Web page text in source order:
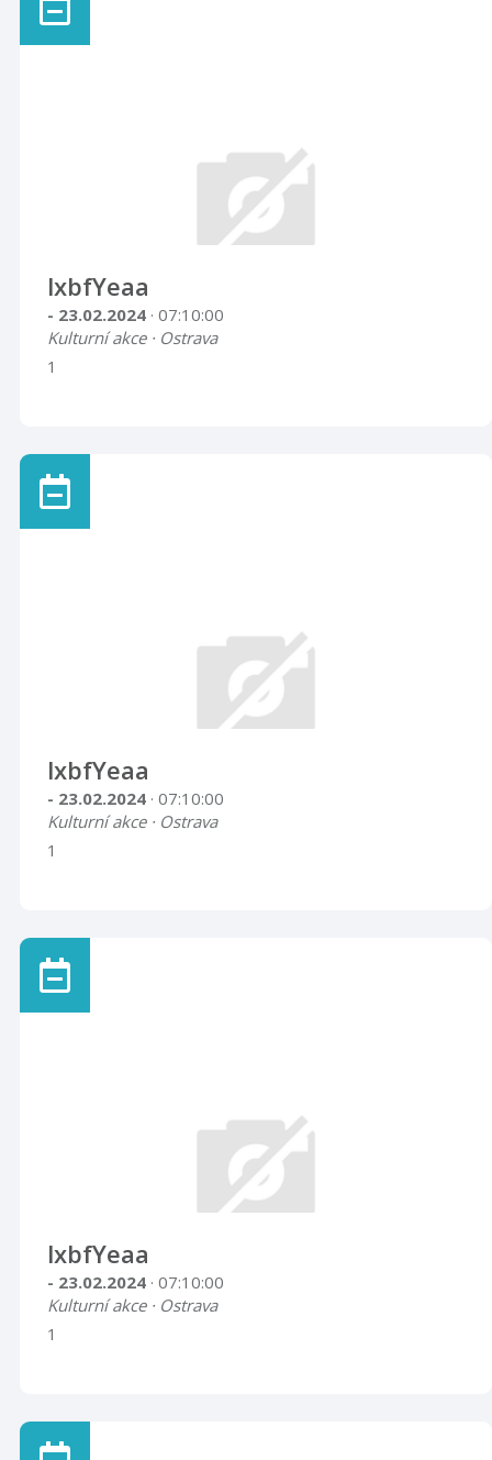
lxbfYeaa
- 23.02.2024 · 07:10:00
Kulturní akce · Ostrava
1
lxbfYeaa
- 23.02.2024 · 07:10:00
Kulturní akce · Ostrava
1
lxbfYeaa
- 23.02.2024 · 07:10:00
Kulturní akce · Ostrava
1